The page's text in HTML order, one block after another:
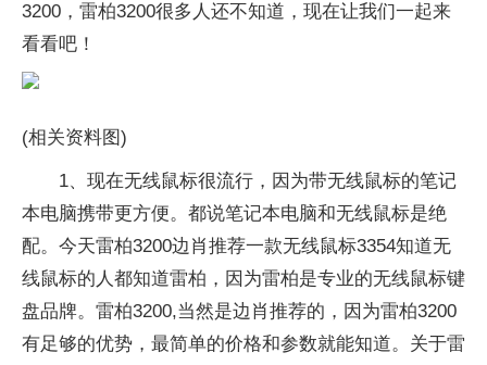
3200，雷柏3200很多人还不知道，现在让我们一起来
看看吧！
(相关资料图)
1、现在无线鼠标很流行，因为带无线鼠标的笔记
本电脑携带更方便。都说笔记本电脑和无线鼠标是绝
配。今天雷柏3200边肖推荐一款无线鼠标3354知道无
线鼠标的人都知道雷柏，因为雷柏是专业的无线鼠标键
盘品牌。雷柏3200,当然是边肖推荐的，因为雷柏3200
有足够的优势，最简单的价格和参数就能知道。关于雷